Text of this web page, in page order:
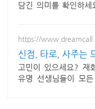
담긴 의미를 확인하세
https://
신점, 타로, 사주는
고민이 있으세요? 재
유명 선생님들이 모